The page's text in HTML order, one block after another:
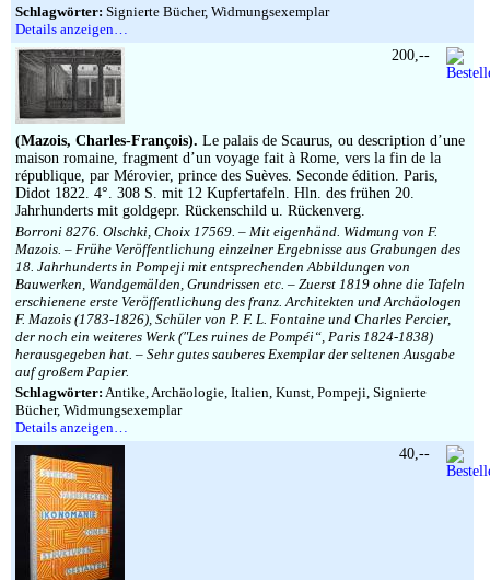
Schlagwörter: Signierte Bücher, Widmungsexemplar
Details anzeigen…
(Mazois, Charles-François). Le palais de Scaurus, ou description d’une
maison romaine, fragment d’un voyage fait à Rome, vers la fin de la
république, par Mérovier, prince des Suèves. Seconde édition. Paris,
Didot 1822. 4°. 308 S. mit 12 Kupfertafeln. Hln. des frühen 20.
Jahrhunderts mit goldgepr. Rückenschild u. Rückenverg.
Borroni 8276. Olschki, Choix 17569. – Mit eigenhänd. Widmung von F.
Mazois. – Frühe Veröffentlichung einzelner Ergebnisse aus Grabungen des
18. Jahrhunderts in Pompeji mit entsprechenden Abbildungen von
Bauwerken, Wandgemälden, Grundrissen etc. – Zuerst 1819 ohne die Tafeln
erschienene erste Veröffentlichung des franz. Architekten und Archäologen
F. Mazois (1783-1826), Schüler von P. F. L. Fontaine und Charles Percier,
der noch ein weiteres Werk (″Les ruines de Pompéi“, Paris 1824-1838)
herausgegeben hat. – Sehr gutes sauberes Exemplar der seltenen Ausgabe
auf großem Papier.
Schlagwörter: Antike, Archäologie, Italien, Kunst, Pompeji, Signierte
Bücher, Widmungsexemplar
Details anzeigen…
200,--
40,--